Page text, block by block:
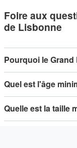
Foire aux
de Lisbonne
Pourquoi le
Quel est l'âge
Quelle est la taille